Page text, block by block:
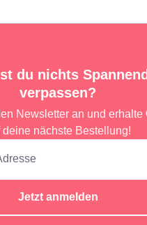
du nichts
verpassen?
Newsletter an und erhalte
deine nächste Bestellung!
Jetzt anmelden